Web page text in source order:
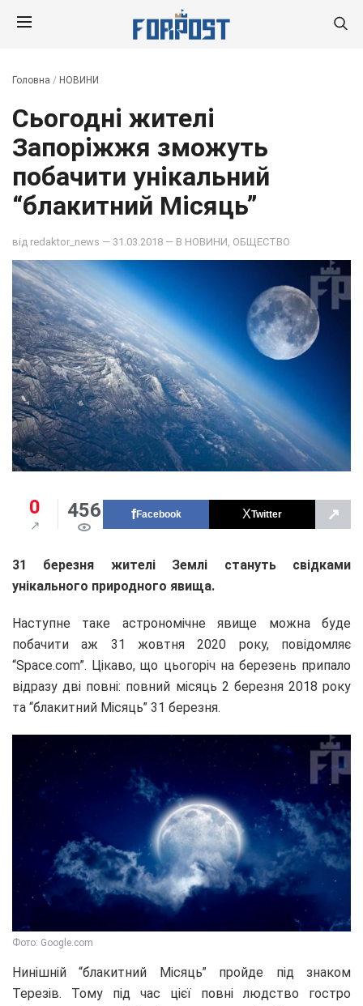
Головна / НОВИНИ
Сьогодні жителі
Запоріжжя зможуть
побачити унікальний
“блакитний Місяць”
від redaktor_news — 31.03.2018 — В НОВИНИ ОБЩЕСТВО
0 456 Facebook Twitter ↗
31 березня жителі Землі стануть свідками
унікального природного явища.
Наступне таке астрономічне явище можна буде
побачити аж 31 жовтня 2020 року, повідомляє
“Space.com”. Цікаво, що цьогоріч на березень припало
відразу дві повні: повний місяць 2 березня 2018 року
та “блакитний Місяць” 31 березня.
Фото: Google.com
Нинішній “блакитний Місяць” пройде під знаком
Терезів. Тому під час цієї повні людство гостро